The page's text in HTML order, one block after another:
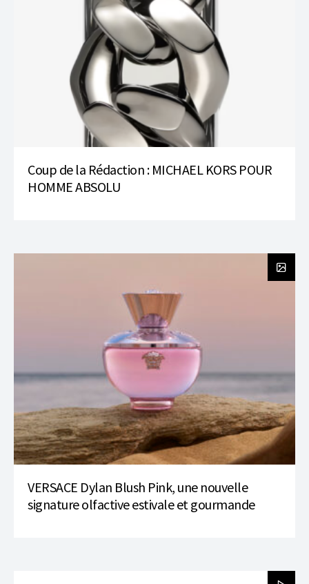
Coup de la Rédaction : MICHAEL KORS POUR
HOMME ABSOLU
VERSACE Dylan Blush Pink, une nouvelle
signature olfactive estivale et gourmande